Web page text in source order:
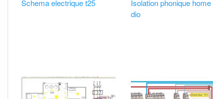
Schema electrique t25
Isolation phonique
dio